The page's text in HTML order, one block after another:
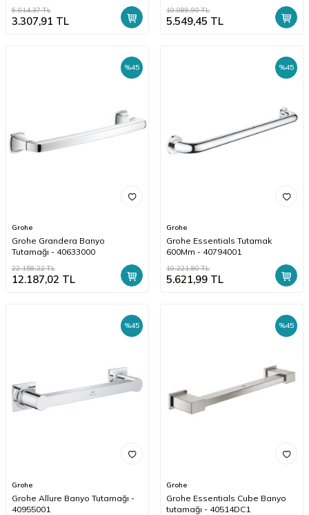
6.014,37TL
3.307,91 TL
10.089,90TL
5.549,45 TL
%45
Grohe
Grohe Grandera Banyo
Tutamağı - 40633000
22.158,22TL
12.187,02 TL
%45
Grohe
Grohe Essentials Tutamak
600Mm - 40794001
10.221,80TL
5.621,99 TL
%45
Grohe
Grohe Allure Banyo Tutamağı -
40955001
%45
Grohe
Grohe Essentials Cube Banyo
tutamağı - 40514DC1